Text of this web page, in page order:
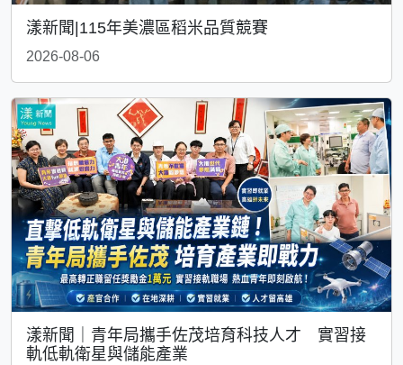
漾新聞|115年美濃區稻米品質競賽
2026-08-06
漾新聞｜青年局攜手佐茂培育科技人才 實習接
軌低軌衛星與儲能產業